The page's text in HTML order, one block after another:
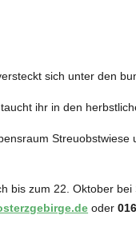
sich unter den
ihr in den
bis zum 22. Oktober
oder